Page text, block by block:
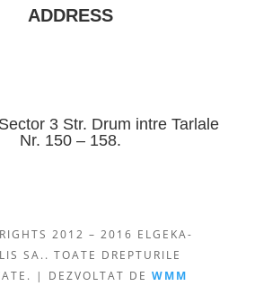
ADDRESS
3 Str. Drum intre Tarlale
Nr. 150 – 158.
2012 – 2016 ELGEKA-
SA.. TOATE DREPTURILE
| DEZVOLTAT DEWMM